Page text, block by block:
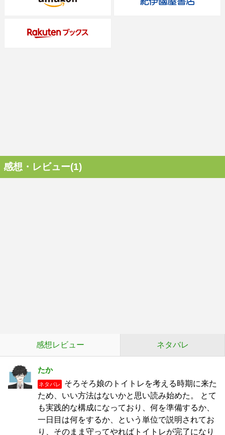
感想・レビュー(1)
感想レビュー ネタバレ
たか
ネタバレ
そろそろ娘のトイトレを考える時期に来た
ため、いい方法はないかと思い読み始めた。 とて
も実践的な構成になっており、何を準備するか、
一日目は何をするか、という単位で説明されてお
り、そのまま守ってやればトイトレが完了になり